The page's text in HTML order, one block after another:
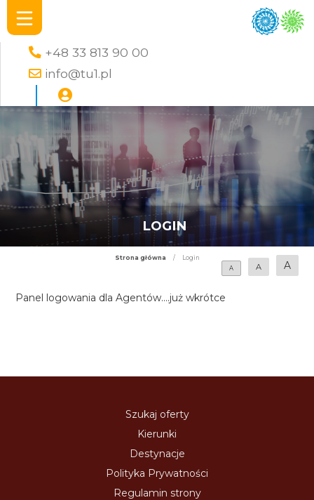
+48 33 813 90 00
info@tu1.pl
LOGIN
Strona główna /
Login
A
A A
Panel logowania dla Agentów....już wkrótce
Szukaj oferty
Kierunki
Destynacje
Polityka Prywatności
Regulamin strony